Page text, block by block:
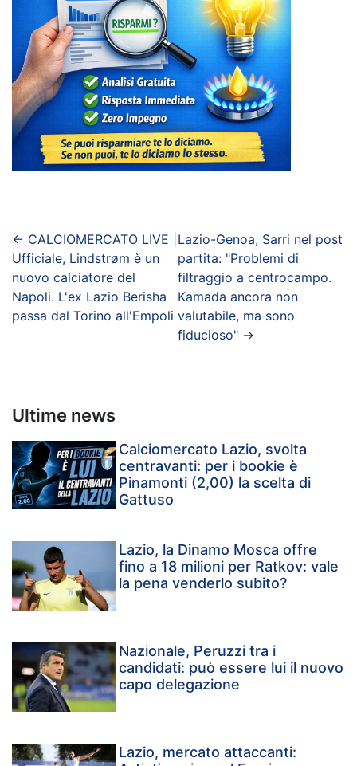
← CALCIOMERCATO LIVE |
Ufficiale, Lindstrøm è un
nuovo calciatore del
Napoli. L'ex Lazio Berisha
passa dal Torino all'Empoli
Lazio-Genoa, Sarri nel post
partita: "Problemi di
filtraggio a centrocampo.
Kamada ancora non
valutabile, ma sono
fiducioso" →
Ultime news
Calciomercato Lazio, svolta
centravanti: per i bookie è
Pinamonti (2,00) la scelta di
Gattuso
Lazio, la Dinamo Mosca offre
fino a 18 milioni per Ratkov: vale
la pena venderlo subito?
Nazionale, Peruzzi tra i
candidati: può essere lui il nuovo
capo delegazione
Lazio, mercato attaccanti: